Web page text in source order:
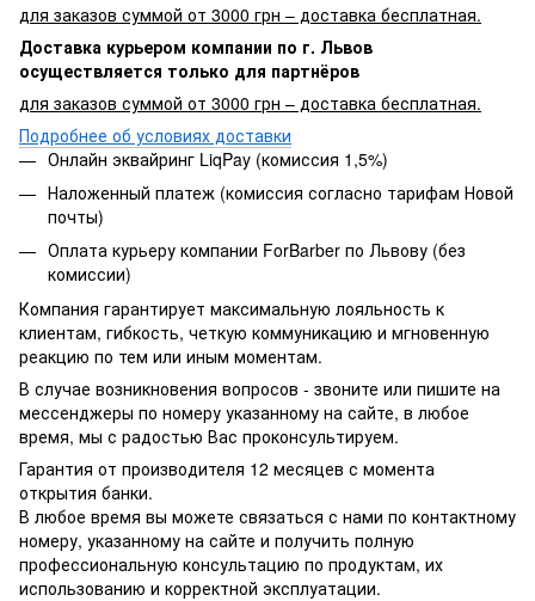
для заказов суммой от 3000 грн – доставка бесплатная.
Доставка курьером компании по г. Львов
осуществляется только для партнёров
для заказов суммой от 3000 грн – доставка бесплатная.
Подробнее об условиях доставки
Онлайн эквайринг LiqPay (комиссия 1,5%)
Наложенный платеж (комиссия согласно тарифам Новой
почты)
Оплата курьеру компании ForBarber по Львову (без
комиссии)
Компания гарантирует максимальную лояльность к
клиентам, гибкость, четкую коммуникацию и мгновенную
реакцию по тем или иным моментам.
В случае возникновения вопросов - звоните или пишите на
мессенджеры по номеру указанному на сайте, в любое
время, мы с радостью Вас проконсультируем.
Гарантия от производителя 12 месяцев с момента
открытия банки.
В любое время вы можете связаться с нами по контактному
номеру, указанному на сайте и получить полную
профессиональную консультацию по продуктам, их
использованию и корректной эксплуатации.